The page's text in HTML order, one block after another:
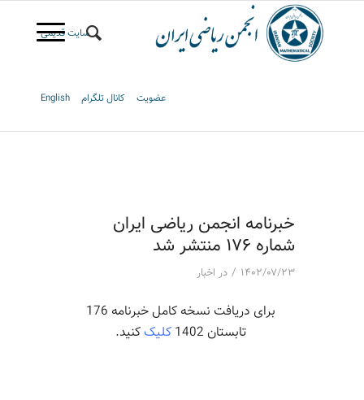
سایت قدیمی
عضویت کانال تلگرام English
خبرنامه انجمن ریاضی ایران
شماره 176 منتشر شد
۱۴۰۲/۰۷/۲۳ / در اخبار
برای دریافت نسخه کامل خبرنامه 176
تابستان 1402
کلیک کنید.